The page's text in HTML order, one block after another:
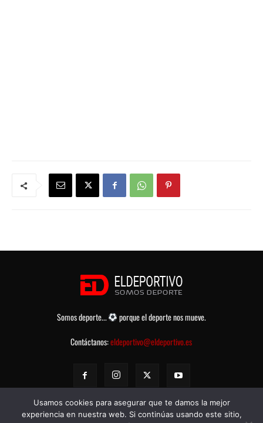
Somos deporte...
porque el deporte nos mueve.
Contáctanos:eldeportivo@eldeportivo.es
Usamos cookies para asegurar que te damos la mejor
experiencia en nuestra web. Si continúas usando este sitio,